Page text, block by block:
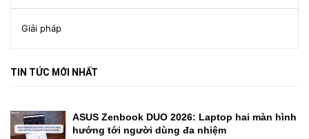
Giải pháp
TIN TỨC MỚI NHẤT
ASUS Zenbook DUO 2026: Laptop hai màn hình
hướng tới người dùng đa nhiệm